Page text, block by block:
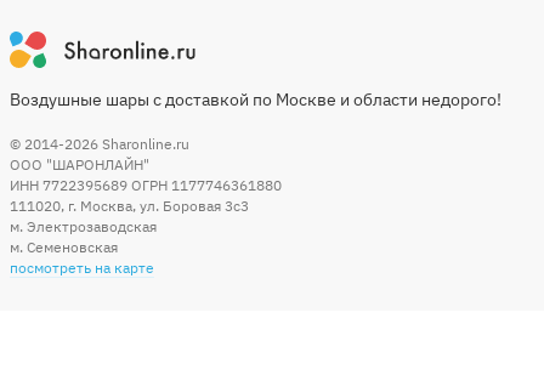
Воздушные шары с доставкой по Москве и области недорого!
© 2014-2026 Sharonline.ru
ООО "ШАРОНЛАЙН"
ИНН 7722395689 ОГРН 1177746361880
111020, г. Москва, ул. Боровая 3c3
м. Электрозаводская
м. Семеновская
посмотреть на карте